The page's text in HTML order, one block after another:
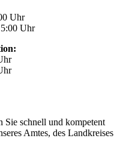
Uhr
Uhr
Sie schnell und kompetent
Amtes, des Landkreises